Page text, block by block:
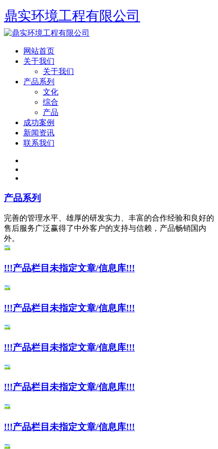
鼎实环境工程有限公司
网站首页
关于我们
关于我们
产品系列
文化
综合
产品
成功案例
新闻资讯
联系我们
产品系列
完善的管理水平、雄厚的研发实力、丰富的合作经验和良好的
售后服务广泛赢得了中外客户的支持与信赖，产品畅销国内
外。
!!!产品栏目未指定文章/信息库!!!
!!!产品栏目未指定文章/信息库!!!
!!!产品栏目未指定文章/信息库!!!
!!!产品栏目未指定文章/信息库!!!
!!!产品栏目未指定文章/信息库!!!